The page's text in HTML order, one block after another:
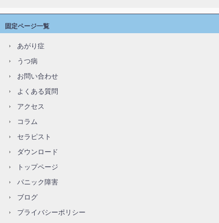
固定ページ一覧
あがり症
うつ病
お問い合わせ
よくある質問
アクセス
コラム
セラピスト
ダウンロード
トップページ
パニック障害
ブログ
プライバシーポリシー